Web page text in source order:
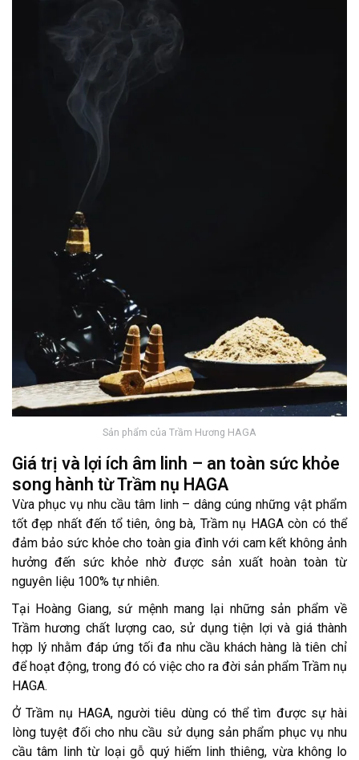
Sản phẩm của Trầm Hương HAGA
Giá trị và lợi ích âm linh – an toàn sức khỏe
song hành từ Trầm nụ HAGA
Vừa phục vụ nhu cầu tâm linh – dâng cúng những vật phẩm
tốt đẹp nhất đến tổ tiên, ông bà, Trầm nụ HAGA còn có thể
đảm bảo sức khỏe cho toàn gia đình với cam kết không ảnh
hưởng đến sức khỏe nhờ được sản xuất hoàn toàn từ
nguyên liệu 100% tự nhiên.
Tại Hoàng Giang, sứ mệnh mang lại những sản phẩm về
Trầm hương chất lượng cao, sử dụng tiện lợi và giá thành
hợp lý nhằm đáp ứng tối đa nhu cầu khách hàng là tiên chỉ
để hoạt động, trong đó có việc cho ra đời sản phẩm Trầm nụ
HAGA.
Ở Trầm nụ HAGA, người tiêu dùng có thể tìm được sự hài
lòng tuyệt đối cho nhu cầu sử dụng sản phẩm phục vụ nhu
cầu tâm linh từ loại gỗ quý hiếm linh thiêng, vừa không lo